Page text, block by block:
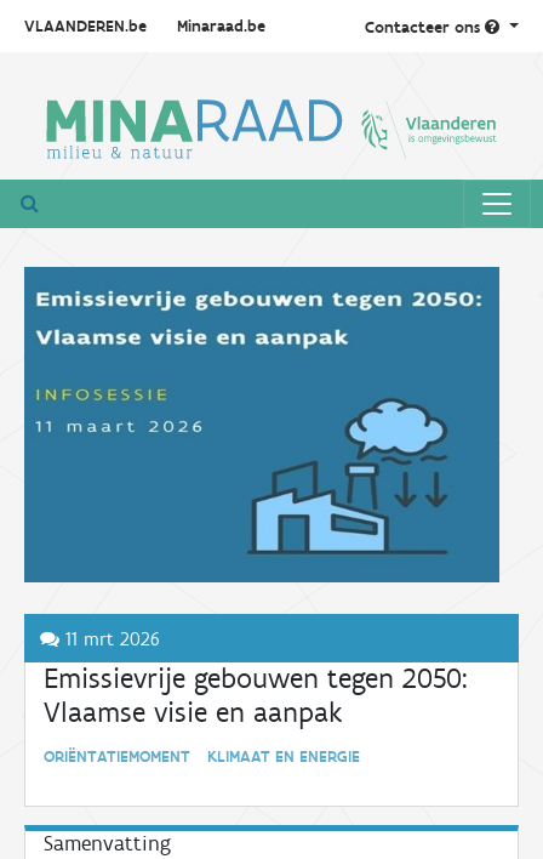
VLAANDEREN.be Minaraad.be Contacteer ons
11 mrt 2026
Emissievrije gebouwen tegen 2050:
Vlaamse visie en aanpak
ORIËNTATIEMOMENT KLIMAAT EN ENERGIE
Samenvatting